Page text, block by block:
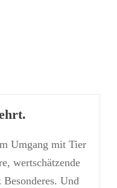
Umgang mit Tier
wertschätzende
Und